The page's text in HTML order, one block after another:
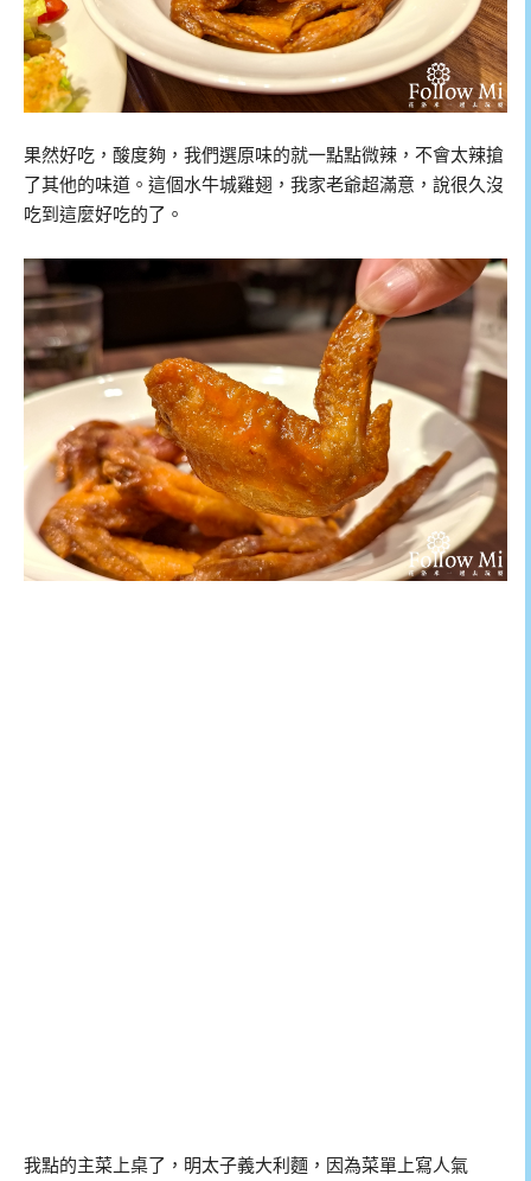
果然好吃，酸度夠，我們選原味的就一點點微辣，不會太辣搶
了其他的味道。這個水牛城雞翅，我家老爺超滿意，說很久沒
吃到這麼好吃的了。
我點的主菜上桌了，明太子義大利麵，因為菜單上寫人氣